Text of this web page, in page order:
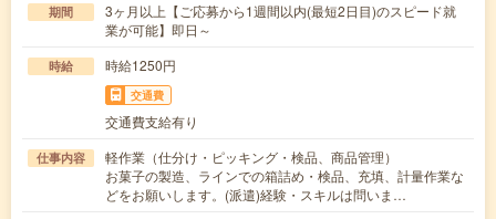
期間
3ヶ月以上【ご応募から1週間以内(最短2日目)のスピード就
業が可能】即日～
時給 時給1250円
交通費
交通費支給有り
仕事内容
軽作業（仕分け・ピッキング・検品、商品管理）
お菓子の製造、ラインでの箱詰め・検品、充填、計量作業な
どをお願いします。(派遣)経験・スキルは問いま…